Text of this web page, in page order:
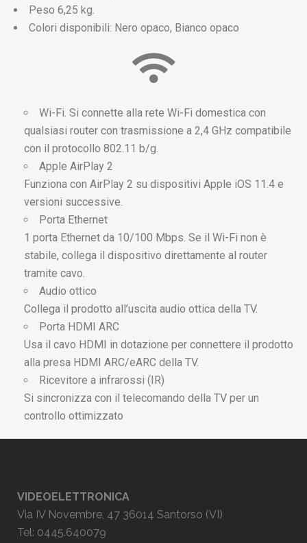
Peso 6,25 kg.
Colori disponibili: Nero opaco, Bianco opaco
Wi-Fi. Si connette alla rete Wi-Fi domestica con
qualsiasi router con trasmissione a 2,4 GHz compatibile
con il protocollo 802.11 b/g.
Apple AirPlay 2
Funziona con AirPlay 2 su dispositivi Apple iOS 11.4 e
versioni successive.
Porta Ethernet
1 porta Ethernet da 10/100 Mbps. Se il Wi-Fi non è
stabile, collega il dispositivo direttamente al router
tramite cavo.
Audio ottico
Collega il prodotto all’uscita audio ottica della TV.
Porta HDMI ARC
Usa il cavo HDMI in dotazione per connettere il prodotto
alla presa HDMI ARC/eARC della TV.
Ricevitore a infrarossi (IR)
Si sincronizza con il telecomando della TV per un
controllo ottimizzato
VIDEOELETTRONICA
Via IV Novembre, 47 36014 Santorso (VI)
Tel: 0445.640079